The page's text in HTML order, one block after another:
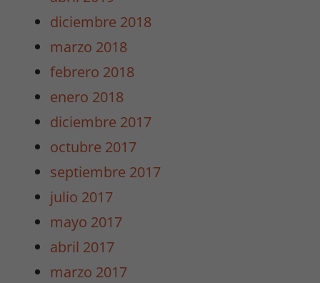
diciembre 2018
marzo 2018
febrero 2018
enero 2018
diciembre 2017
octubre 2017
septiembre 2017
julio 2017
mayo 2017
abril 2017
marzo 2017